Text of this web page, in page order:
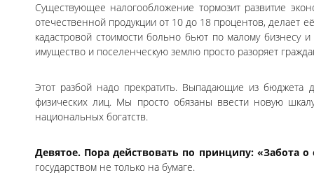
Существующее налогообложение тормозит развитие
отечественной продукции от 10 до 18 процентов, делает
кадастровой стоимости больно бьют по малому бизнесу
имущество и поселенческую землю просто разоряет
Этот разбой надо прекратить. Выпадающие из бюджета
физических лиц. Мы просто обязаны ввести новую
национальных богатств.
Девятое. Пора действовать по принципу: «Забота
государством не только на бумаге.